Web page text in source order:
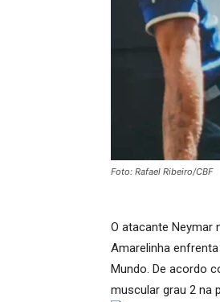
Foto: Rafael Ribeiro/CBF
O atacante Neymar
Amarelinha
Mundo. De acordo
muscular grau 2 na